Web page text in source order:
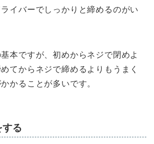
イバーでしっかりと締めるのがい
本ですが、初めからネジで閉めよ
てからネジで締めるよりもうまく
かることが多いです。
する